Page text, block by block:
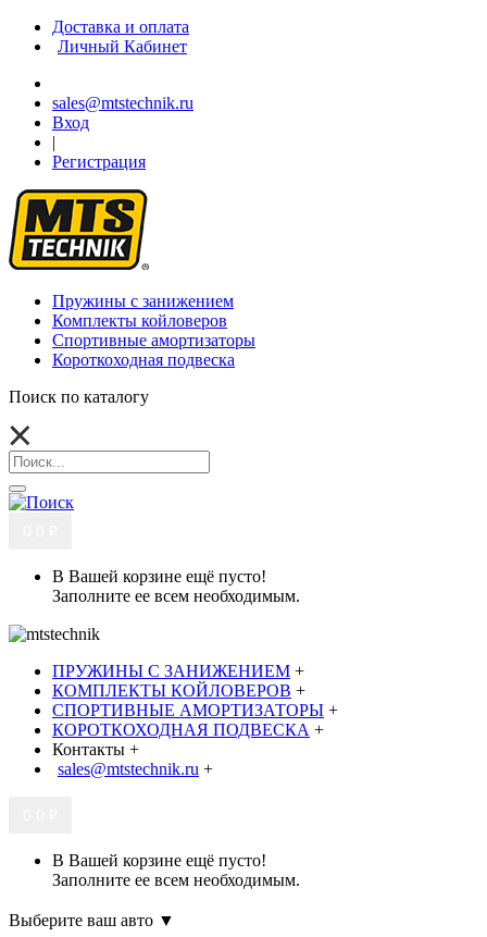
Доставка и оплата
Личный Кабинет
sales@mtstechnik.ru
Вход
|
Регистрация
Пружины с занижением
Комплекты койловеров
Спортивные амортизаторы
Короткоходная подвеска
Поиск по каталогу
В Вашей корзине ещё пусто!
Заполните ее всем необходимым.
ПРУЖИНЫ С ЗАНИЖЕНИЕМ +
КОМПЛЕКТЫ КОЙЛОВЕРОВ +
СПОРТИВНЫЕ АМОРТИЗАТОРЫ +
КОРОТКОХОДНАЯ ПОДВЕСКА +
Контакты +
sales@mtstechnik.ru +
В Вашей корзине ещё пусто!
Заполните ее всем необходимым.
Выберите ваш авто ▼